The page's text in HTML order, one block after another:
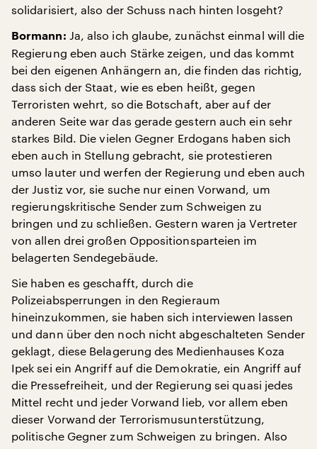
solidarisiert, also der Schuss nach hinten losgeht?
Bormann: Ja, also ich glaube, zunächst einmal will die
Regierung eben auch Stärke zeigen, und das kommt
bei den eigenen Anhängern an, die finden das richtig,
dass sich der Staat, wie es eben heißt, gegen
Terroristen wehrt, so die Botschaft, aber auf der
anderen Seite war das gerade gestern auch ein sehr
starkes Bild. Die vielen Gegner Erdogans haben sich
eben auch in Stellung gebracht, sie protestieren
umso lauter und werfen der Regierung und eben auch
der Justiz vor, sie suche nur einen Vorwand, um
regierungskritische Sender zum Schweigen zu
bringen und zu schließen. Gestern waren ja Vertreter
von allen drei großen Oppositionsparteien im
belagerten Sendegebäude.
Sie haben es geschafft, durch die
Polizeiabsperrungen in den Regieraum
hineinzukommen, sie haben sich interviewen lassen
und dann über den noch nicht abgeschalteten Sender
geklagt, diese Belagerung des Medienhauses Koza
Ipek sei ein Angriff auf die Demokratie, ein Angriff auf
die Pressefreiheit, und der Regierung sei quasi jedes
Mittel recht und jeder Vorwand lieb, vor allem eben
dieser Vorwand der Terrorismusunterstützung,
politische Gegner zum Schweigen zu bringen. Also